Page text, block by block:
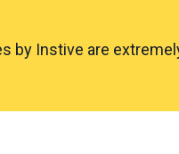
by Instive are